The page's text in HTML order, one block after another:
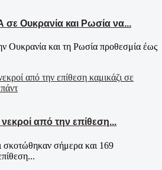
Ουκρανία και Ρωσία να...
Ουκρανία και τη Ρωσία προθεσμία έως
από την επίθεση...
σκοτώθηκαν σήμερα και 169